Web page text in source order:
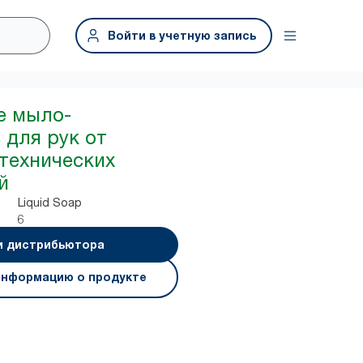
Войти в учетную запись
мыло-
для рук от
Liquid Soap
6
дистрибьютора
о продукте